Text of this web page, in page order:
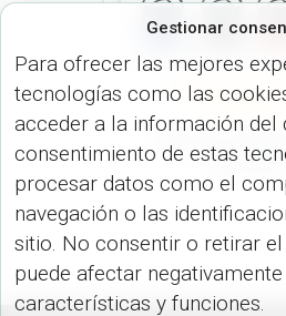
Gestionar
Para ofrecer las mejores
tecnologías como las
acceder a la información del
consentimiento de estas
procesar datos como el
navegación o las
sitio. No consentir o retirar
puede afectar
características y funciones.
NEVERAS
Nevera